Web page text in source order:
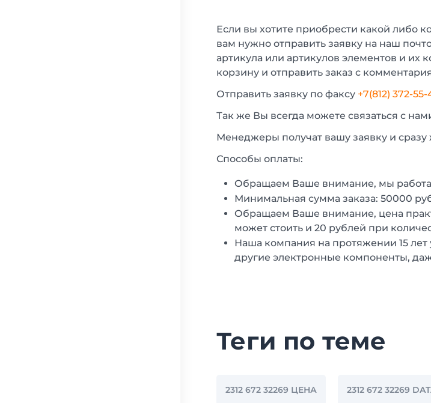
Если вы хотите приобрести какой либо
вам нужно отправить заявку на наш
артикула или артикулов элементов и
корзину и отправить заказ с
Отправить заявку по факсу +7(812) 372-
Так же Вы всегда можете связаться с
Менеджеры получат вашу заявку и сразу
Способы оплаты:
Обращаем Ваше внимание, мы
Минимальная сумма заказа: 50000
Обращаем Ваше внимание, цена
может стоить и 20 рублей при
Наша компания на протяжении 15
другие электронные компоненты,
Теги по теме
2312 672 32269 ЦЕНА 2312 672 32269